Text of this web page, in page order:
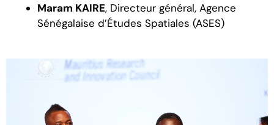
Maram KAIRE, Directeur général, Agence
Sénégalaise d’Études Spatiales (ASES)